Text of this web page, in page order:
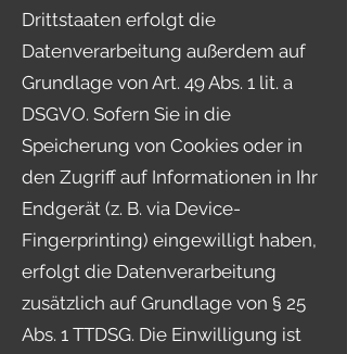
Drittstaaten erfolgt die
Datenverarbeitung außerdem auf
Grundlage von Art. 49 Abs. 1 lit. a
DSGVO. Sofern Sie in die
Speicherung von Cookies oder in
den Zugriff auf Informationen in Ihr
Endgerät (z. B. via Device-
Fingerprinting) eingewilligt haben,
erfolgt die Datenverarbeitung
zusätzlich auf Grundlage von § 25
Abs. 1 TTDSG. Die Einwilligung ist